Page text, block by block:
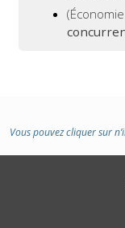
Vous pouvez cliquer sur